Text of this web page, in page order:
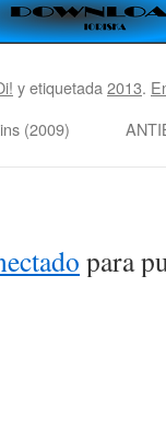
y etiquetada 2013.
(2009)
para